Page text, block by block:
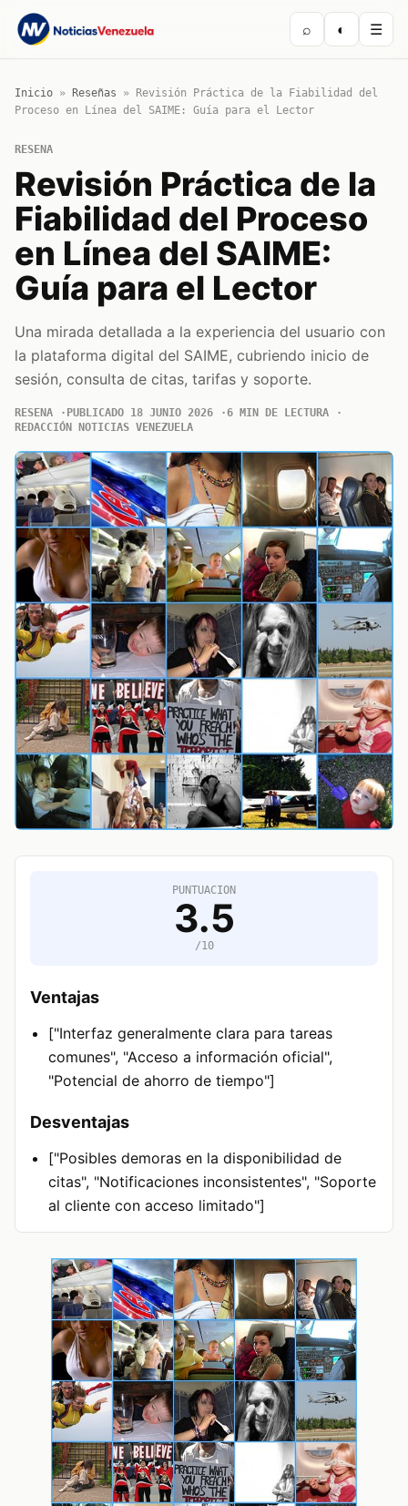
⌕ ◐ ☰
Inicio » Reseñas »
Revisión Práctica de la Fiabilidad del
Proceso en Línea del SAIME: Guía para el Lector
RESENA
Revisión Práctica de la
Fiabilidad del Proceso
en Línea del SAIME:
Guía para el Lector
Una mirada detallada a la experiencia del usuario con
la plataforma digital del SAIME, cubriendo inicio de
sesión, consulta de citas, tarifas y soporte.
RESENA PUBLICADO 18 JUNIO 2026
6 MIN DE LECTURA
REDACCIÓN NOTICIAS VENEZUELA
PUNTUACION
3.5
/10
Ventajas
["Interfaz generalmente clara para tareas
comunes", "Acceso a información oficial",
"Potencial de ahorro de tiempo"]
Desventajas
["Posibles demoras en la disponibilidad de
citas", "Notificaciones inconsistentes", "Soporte
al cliente con acceso limitado"]